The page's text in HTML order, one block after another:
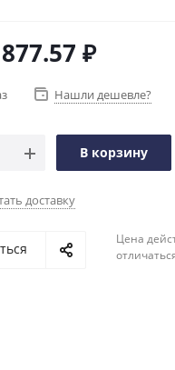
₽
Нашли дешевле?
В корзину
доставку
Цена